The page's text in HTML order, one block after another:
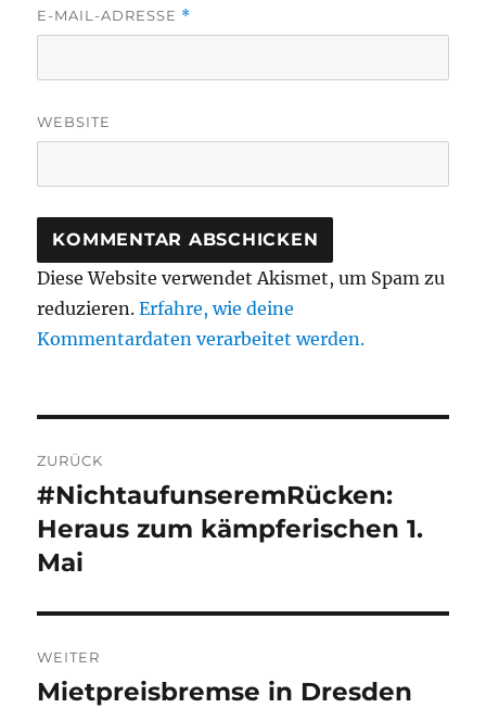
E-MAIL-ADRESSE *
WEBSITE
Diese Website verwendet Akismet, um Spam zu
reduzieren.Erfahre, wie deine
Kommentardaten verarbeitet werden.
ZURÜCK
Vorheriger
Beitrag:
#NichtaufunseremRücken:
Heraus zum kämpferischen 1.
Mai
WEITER
Nächster
Mietpreisbremse in Dresden